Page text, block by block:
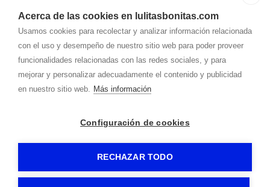
Acerca de las cookies en lulitasbonitas.com
Usamos cookies para recolectar y analizar información relacionada
con el uso y desempeño de nuestro sitio web para poder proveer
funcionalidades relacionadas con las redes sociales, y para
mejorar y personalizar adecuadamente el contenido y publicidad
en nuestro sitio web. Más información
Configuración de cookies
RECHAZAR TODO
©Lulitas Bonitas|Aviso legal-Política de privacidad-